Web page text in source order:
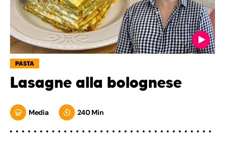
PASTA
Lasagne alla bolognese
Media 240 Min